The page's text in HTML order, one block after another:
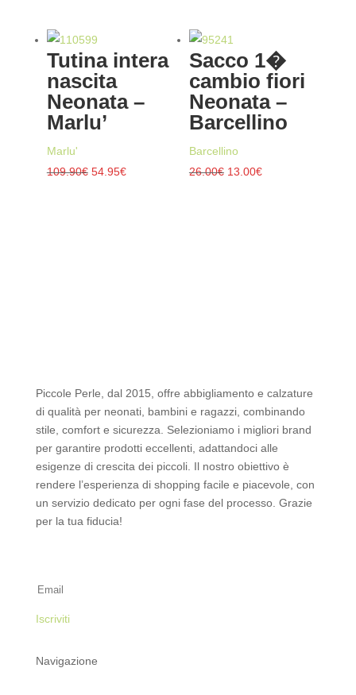
era:
76.90€.38.45€.
Tutina intera
nascita
Neonata –
Marlu’
Marlu'
109.90€ Il
54.95€Il
Sacco 1�
cambio fiori
Neonata –
Barcellino
Barcellino
26.00€ Il13.00€Il
Piccole Perle, dal 2015, offre abbigliamento e calzature
di qualità per neonati, bambini e ragazzi, combinando
stile, comfort e sicurezza. Selezioniamo i migliori brand
per garantire prodotti eccellenti, adattandoci alle
esigenze di crescita dei piccoli. Il nostro obiettivo è
rendere l’esperienza di shopping facile e piacevole, con
un servizio dedicato per ogni fase del processo. Grazie
per la tua fiducia!
Iscriviti
Navigazione